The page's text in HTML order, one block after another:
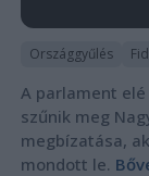
Országgyűlés
A parlament
szűnik meg
megbízatása,
mondott le.